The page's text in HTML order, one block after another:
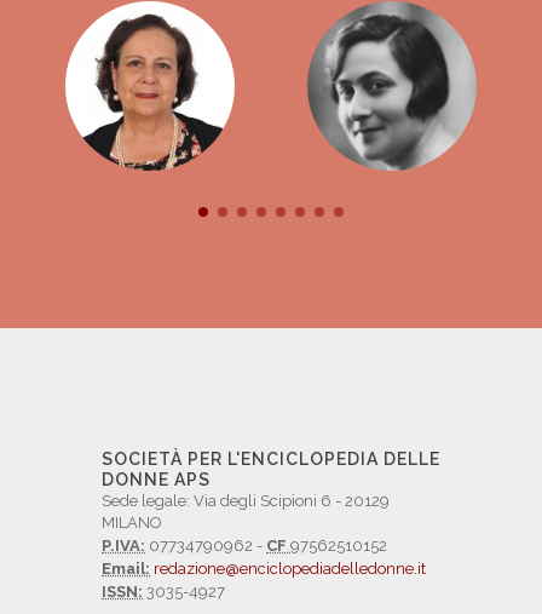
SOCIETÀ PER L'ENCICLOPEDIA DELLE
DONNE APS
Sede legale: Via degli Scipioni 6 - 20129
MILANO
P.IVA: 07734790962 - CF 97562510152
Email: redazione@enciclopediadelledonne.it
ISSN: 3035-4927